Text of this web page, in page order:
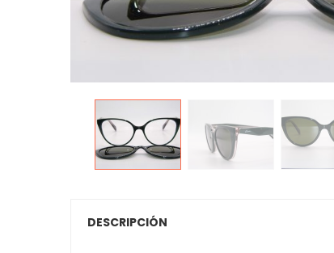
DESCRIPCIÓN